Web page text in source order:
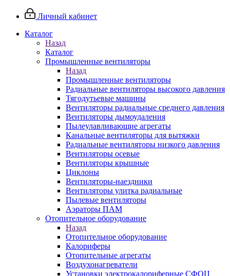
Личный кабинет
Каталог
Назад
Каталог
Промышленные вентиляторы
Назад
Промышленные вентиляторы
Радиальные вентиляторы высокого давления
Тягодутьевые машины
Вентиляторы радиальные среднего давления
Вентиляторы дымоудаления
Пылеулавливающие агрегаты
Канальные вентиляторы для вытяжки
Радиальные вентиляторы низкого давления
Вентиляторы осевые
Вентиляторы крышные
Циклоны
Вентиляторы-наездники
Вентиляторы улитка радиальные
Пылевые вентиляторы
Аэраторы ПАМ
Отопительное оборудование
Назад
Отопительное оборудование
Калориферы
Отопительные агрегаты
Воздухонагреватели
Установки электрокалориферные СФОЦ